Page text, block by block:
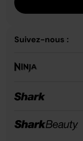
Suivez-nous :